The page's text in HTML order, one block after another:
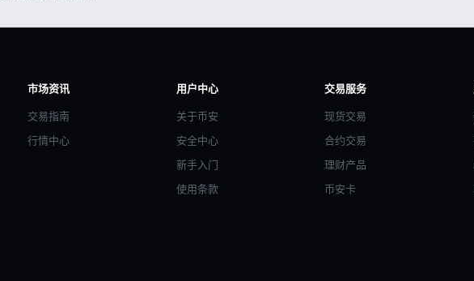
市场资讯
交易指南
行情中心
用户中心
关于币安
安全中心
新手入门
使用条款
交易服务
现货交易
合约交易
理财产品
币安卡